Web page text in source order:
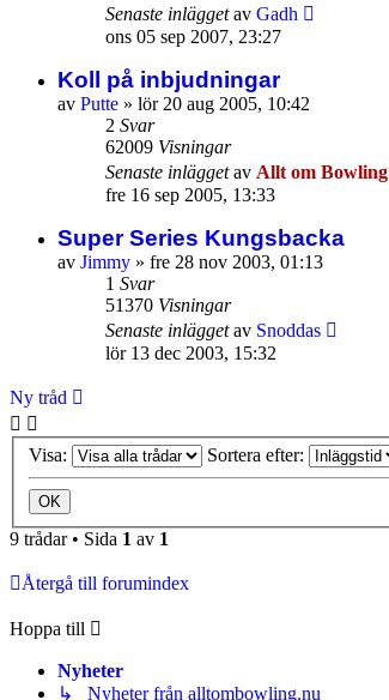
Senaste inläggetav Gadh
ons 05 sep 2007, 23:27
Koll på inbjudningar
av Putte » lör 20 aug 2005, 10:42
2 Svar
62009 Visningar
Senaste inläggetav Allt om Bowling
fre 16 sep 2005, 13:33
Super Series Kungsbacka
av Jimmy » fre 28 nov 2003, 01:13
1 Svar
51370 Visningar
Senaste inläggetav Snoddas
lör 13 dec 2003, 15:32
Ny tråd
Visa: Sortera efter:
9 trådar • Sida 1 av 1
Återgå till forumindex
Hoppa till
Nyheter
↳ Nyheter från alltombowling.nu